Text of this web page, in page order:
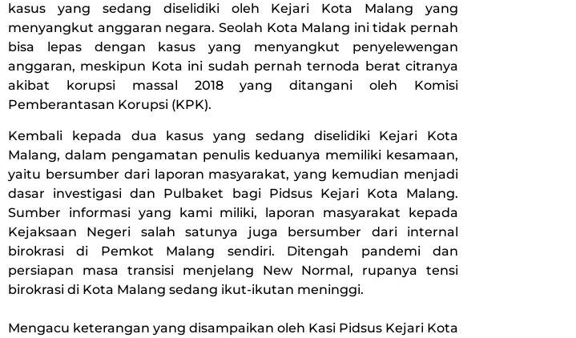
kasus yang sedang diselidiki oleh Kejari Kota Malang yang
menyangkut anggaran negara. Seolah Kota Malang ini tidak pernah
bisa lepas dengan kasus yang menyangkut penyelewengan
anggaran, meskipun Kota ini sudah pernah ternoda berat citranya
akibat korupsi massal 2018 yang ditangani oleh Komisi
Pemberantasan Korupsi (KPK).
Kembali kepada dua kasus yang sedang diselidiki Kejari Kota
Malang, dalam pengamatan penulis keduanya memiliki kesamaan,
yaitu bersumber dari laporan masyarakat, yang kemudian menjadi
dasar investigasi dan Pulbaket bagi Pidsus Kejari Kota Malang.
Sumber informasi yang kami miliki, laporan masyarakat kepada
Kejaksaan Negeri salah satunya juga bersumber dari internal
birokrasi di Pemkot Malang sendiri. Ditengah pandemi dan
persiapan masa transisi menjelang New Normal, rupanya tensi
birokrasi di Kota Malang sedang ikut-ikutan meninggi.
Mengacu keterangan yang disampaikan oleh Kasi Pidsus Kejari Kota